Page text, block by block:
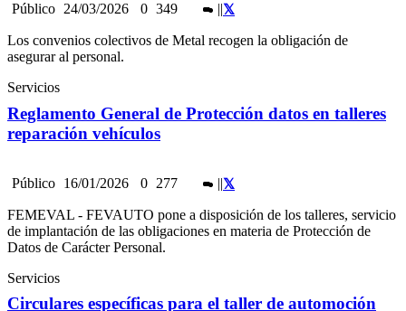
Público 24/03/2026 0 349 ||
Los convenios colectivos de Metal recogen la obligación de
asegurar al personal.
Servicios
Reglamento General de Protección datos en talleres
reparación vehículos
Público 16/01/2026 0 277 ||
FEMEVAL - FEVAUTO pone a disposición de los talleres, servicio
de implantación de las obligaciones en materia de Protección de
Datos de Carácter Personal.
Servicios
Circulares específicas para el taller de automoción